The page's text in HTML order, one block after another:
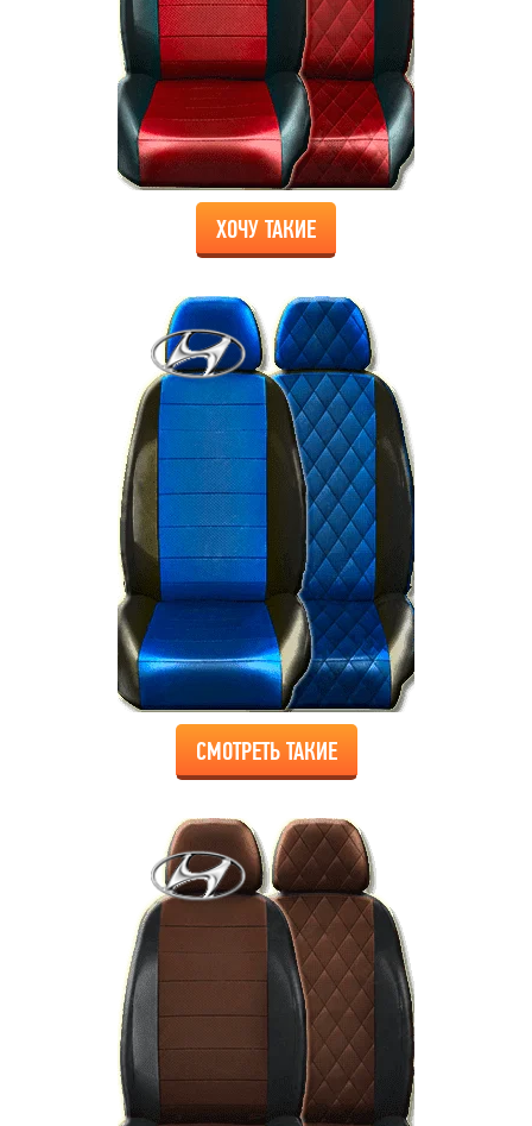
ХОЧУ ТАКИЕ
СМОТРЕТЬ ТАКИЕ